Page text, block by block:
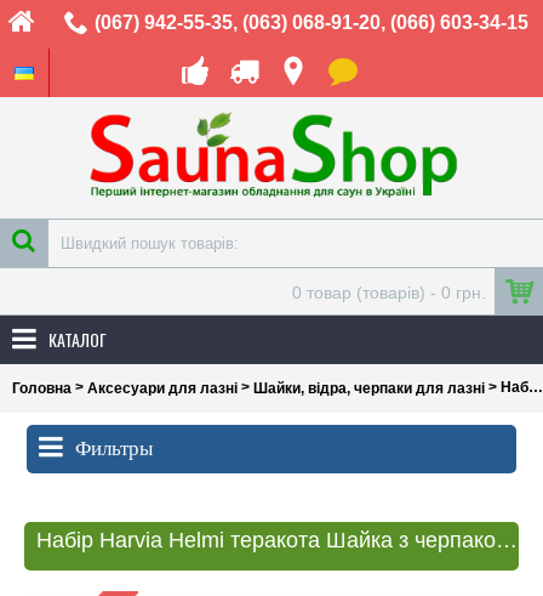
(067) 942-55-35, (063) 068-91-20, (066) 603-34-15
0 товар (товарів) - 0 грн.
КАТАЛОГ
Головна > Аксесуари для лазні > Шайки, відра, черпаки для лазні > Набір Harvia Helmi теракота Шайка з черпаком + термогігрометр + пісочний годинник
Фильтры
Набір Harvia Helmi теракота Шайка з черпаком + термогігрометр + пісочний годинник